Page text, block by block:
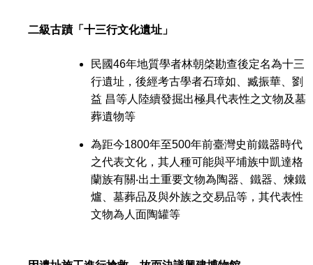
二級古蹟「十三行文化遺址」
民國46年地質學者林朝棨勘查後定名為十三
行遺址，後經考古學者石璋如、臧振華、劉
益 昌等人陸續發掘出極具代表性之文物及墓
葬遺物等
為距今1800年至500年前臺灣史前鐵器時代
之代表文化，其人種可能與平埔族中凱達格
蘭族有關‧出土重要文物為陶器、鐵器、煉鐵
爐、墓葬品及與外族之交易品等，其代表性
文物為人面陶罐等